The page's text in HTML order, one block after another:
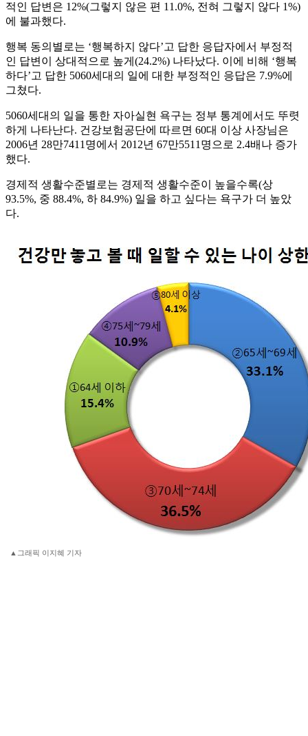
적인 답변은 12%(그렇지 않은 편 11.0%, 전혀 그렇지 않다 1%)
에 불과했다.
행복 동의별로는 ‘행복하지 않다’고 답한 응답자에서 부정적
인 답변이 상대적으로 높게(24.2%) 나타났다. 이에 비해 ‘행복
하다’고 답한 5060세대의 일에 대한 부정적인 응답은 7.9%에
그쳤다.
5060세대의 일을 통한 자아실현 욕구는 정부 통계에서도 뚜렷
하게 나타난다. 건강보험공단에 따르면 60대 이상 사장님은
2006년 28만7411명에서 2012년 67만5511명으로 2.4배나 증가
했다.
경제적 생활수준별로는 경제적 생활수준이 높을수록(상
93.5%, 중 88.4%, 하 84.9%) 일을 하고 싶다는 욕구가 더 높았
다.
▲그래픽 이지혜 기자